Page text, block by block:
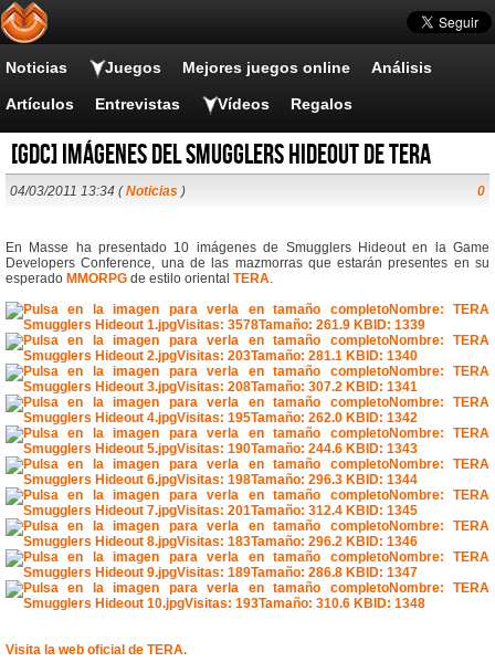
Noticias Juegos Mejores juegos online Análisis
Artículos Entrevistas Vídeos Regalos
[GDC] Imágenes del Smugglers Hideout de TERA
04/03/2011 13:34 (Noticias ) 0
En Masse ha presentado 10 imágenes de Smugglers Hideout en la Game
Developers Conference, una de las mazmorras que estarán presentes en su
esperado MMORPG de estilo oriental TERA.
Visita la web oficial de TERA.